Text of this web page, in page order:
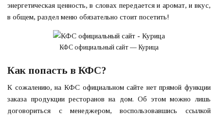
энергетическая ценность, в словах передается и аромат, и вкус,
в общем, раздел меню обязательно стоит посетить!
КФС официальный сайт — Курица
Как попасть в КФС?
К сожалению, на КФС официальном сайте нет прямой функции
заказа продукции ресторанов на дом. Об этом можно лишь
договориться с менеджером, воспользовавшись ссылкой